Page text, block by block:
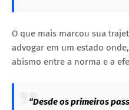
O que mais marcou sua
advogar em um estado
abismo entre a norma e a
“Desde os primeiros